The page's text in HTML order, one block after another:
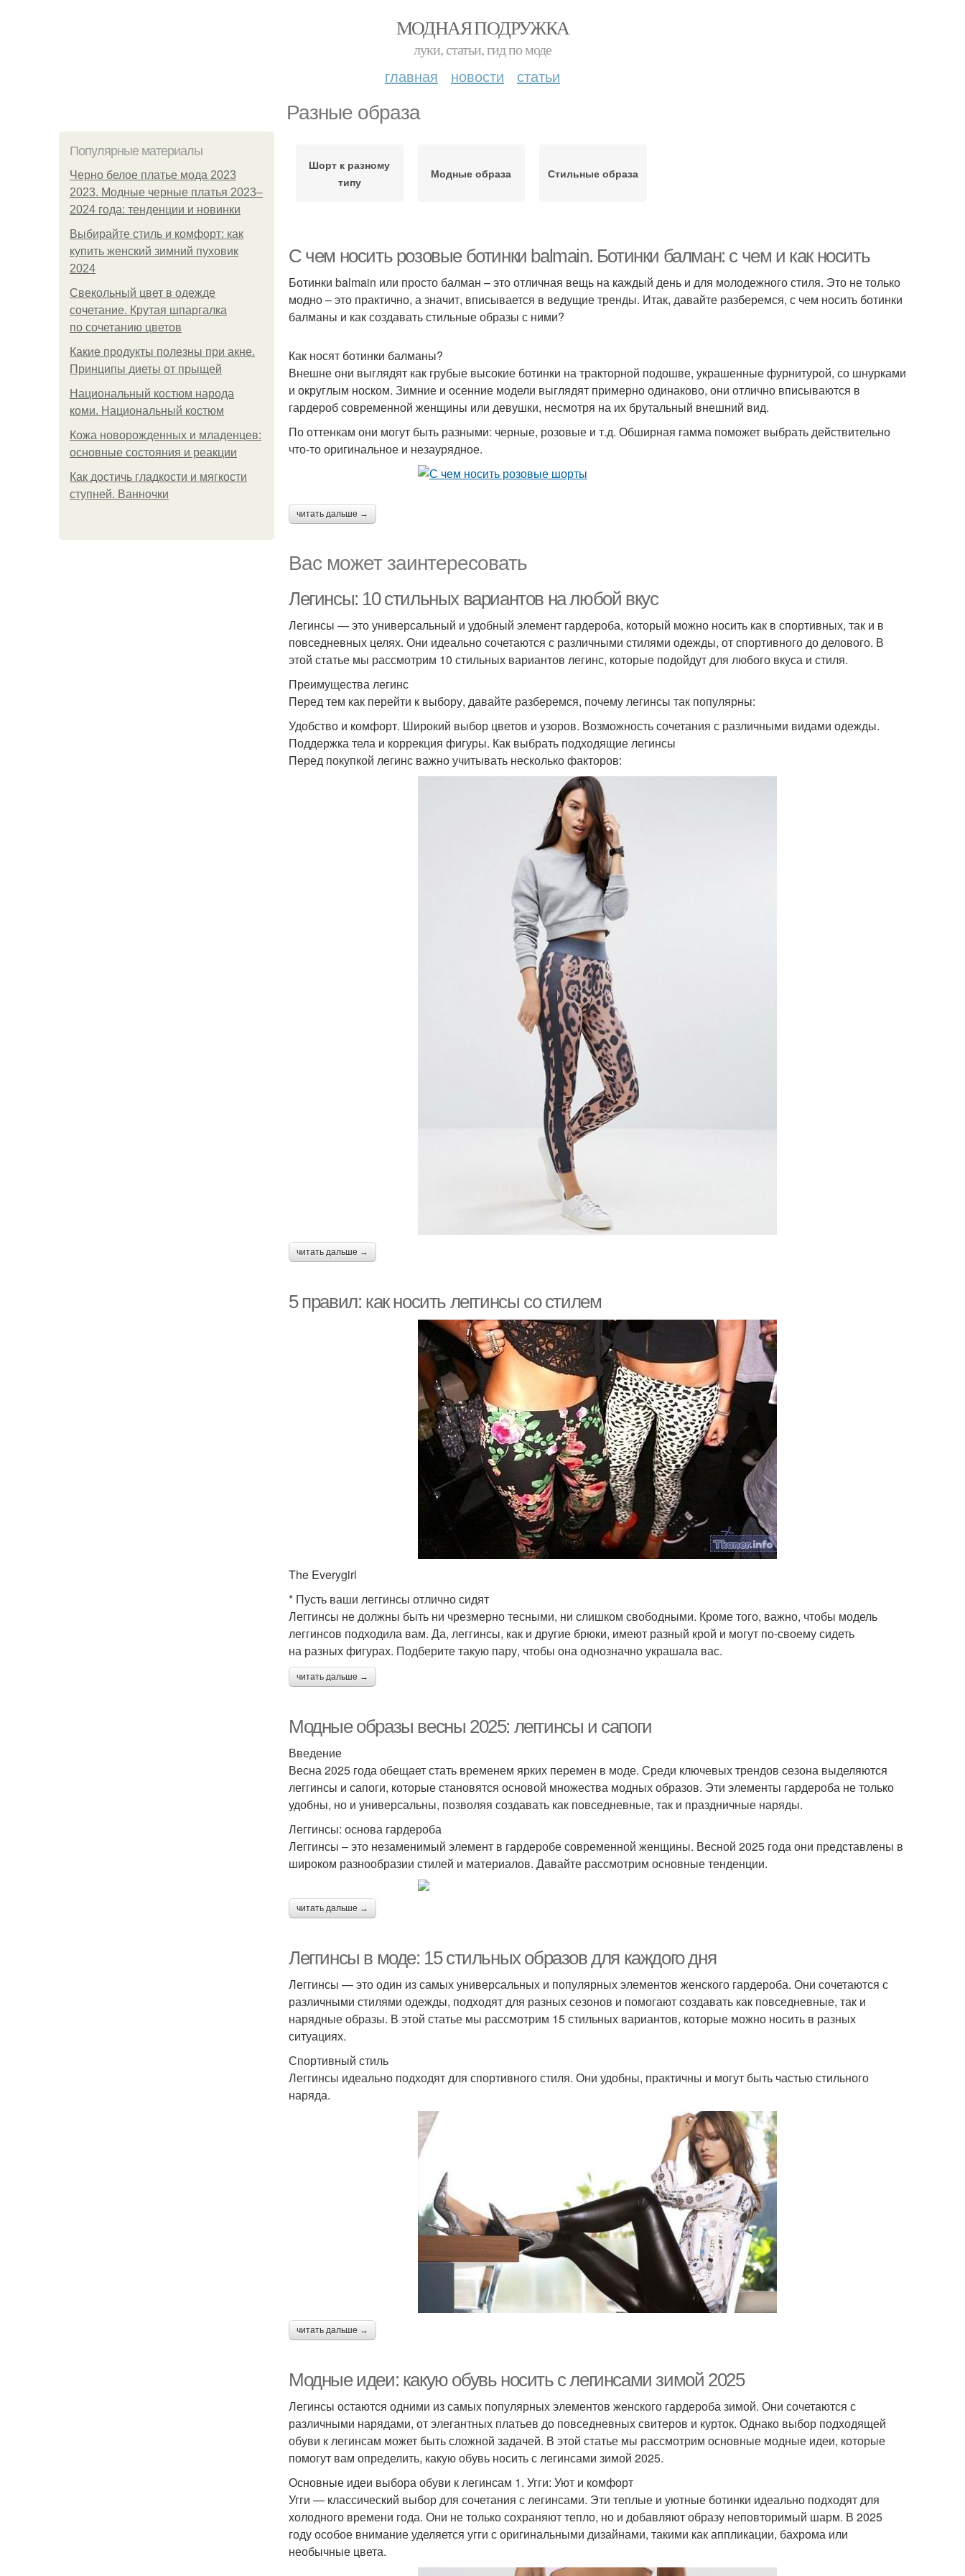
МОДНАЯ ПОДРУЖКА
луки, статьи, гид по моде
главная новости статьи
Разные образа
Популярные материалы
Черно белое платье мода 2023
2023. Модные черные платья 2023–
2024 года: тенденции и новинки
Выбирайте стиль и комфорт: как
купить женский зимний пуховик
2024
Свекольный цвет в одежде
сочетание. Крутая шпаргалка
по сочетанию цветов
Какие продукты полезны при акне.
Принципы диеты от прыщей
Национальный костюм народа
коми. Национальный костюм
Кожа новорожденных и младенцев:
основные состояния и реакции
Как достичь гладкости и мягкости
ступней. Ванночки
Шорт к разному
типу
Модные образа Стильные образа
С чем носить розовые ботинки balmain. Ботинки балман: с чем и как носить
Ботинки balmain или просто балман – это отличная вещь на каждый день и для молодежного стиля. Это не только
модно – это практично, а значит, вписывается в ведущие тренды. Итак, давайте разберемся, с чем носить ботинки
балманы и как создавать стильные образы с ними?
Как носят ботинки балманы?
Внешне они выглядят как грубые высокие ботинки на тракторной подошве, украшенные фурнитурой, со шнурками
и округлым носком. Зимние и осенние модели выглядят примерно одинаково, они отлично вписываются в
гардероб современной женщины или девушки, несмотря на их брутальный внешний вид.
По оттенкам они могут быть разными: черные, розовые и т.д. Обширная гамма поможет выбрать действительно
что-то оригинальное и незаурядное.
читать дальше →
Вас может заинтересовать
Легинсы: 10 стильных вариантов на любой вкус
Легинсы — это универсальный и удобный элемент гардероба, который можно носить как в спортивных, так и в
повседневных целях. Они идеально сочетаются с различными стилями одежды, от спортивного до делового. В
этой статье мы рассмотрим 10 стильных вариантов легинс, которые подойдут для любого вкуса и стиля.
Преимущества легинс
Перед тем как перейти к выбору, давайте разберемся, почему легинсы так популярны:
Удобство и комфорт. Широкий выбор цветов и узоров. Возможность сочетания с различными видами одежды.
Поддержка тела и коррекция фигуры. Как выбрать подходящие легинсы
Перед покупкой легинс важно учитывать несколько факторов:
читать дальше →
5 правил: как носить леггинсы со стилем
The Everygirl
* Пусть ваши леггинсы отлично сидят
Леггинсы не должны быть ни чрезмерно тесными, ни слишком свободными. Кроме того, важно, чтобы модель
леггинсов подходила вам. Да, леггинсы, как и другие брюки, имеют разный крой и могут по‑своему сидеть
на разных фигурах. Подберите такую пару, чтобы она однозначно украшала вас.
читать дальше →
Модные образы весны 2025: леггинсы и сапоги
Введение
Весна 2025 года обещает стать временем ярких перемен в моде. Среди ключевых трендов сезона выделяются
леггинсы и сапоги, которые становятся основой множества модных образов. Эти элементы гардероба не только
удобны, но и универсальны, позволяя создавать как повседневные, так и праздничные наряды.
Леггинсы: основа гардероба
Леггинсы – это незаменимый элемент в гардеробе современной женщины. Весной 2025 года они представлены в
широком разнообразии стилей и материалов. Давайте рассмотрим основные тенденции.
читать дальше →
Леггинсы в моде: 15 стильных образов для каждого дня
Леггинсы — это один из самых универсальных и популярных элементов женского гардероба. Они сочетаются с
различными стилями одежды, подходят для разных сезонов и помогают создавать как повседневные, так и
нарядные образы. В этой статье мы рассмотрим 15 стильных вариантов, которые можно носить в разных
ситуациях.
Спортивный стиль
Леггинсы идеально подходят для спортивного стиля. Они удобны, практичны и могут быть частью стильного
наряда.
читать дальше →
Модные идеи: какую обувь носить с легинсами зимой 2025
Легинсы остаются одними из самых популярных элементов женского гардероба зимой. Они сочетаются с
различными нарядами, от элегантных платьев до повседневных свитеров и курток. Однако выбор подходящей
обуви к легинсам может быть сложной задачей. В этой статье мы рассмотрим основные модные идеи, которые
помогут вам определить, какую обувь носить с легинсами зимой 2025.
Основные идеи выбора обуви к легинсам 1. Угги: Уют и комфорт
Угги — классический выбор для сочетания с легинсами. Эти теплые и уютные ботинки идеально подходят для
холодного времени года. Они не только сохраняют тепло, но и добавляют образу неповторимый шарм. В 2025
году особое внимание уделяется угги с оригинальными дизайнами, такими как аппликации, бахрома или
необычные цвета.